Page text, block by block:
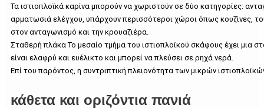
Τα ιστιοπλοϊκά καρίνα μπορούν να χωριστούν σε δύο κατηγορίες:
αρματωσιά ελέγχου, υπάρχουν περισσότεροι χώροι όπως κουζίνες,
στον ανταγωνισμό και την κρουαζιέρα.
Σταθερή πλάκα Το μεσαίο τμήμα του ιστιοπλοϊκού σκάφους έχει μια
είναι ελαφρύ και ευέλικτο και μπορεί να πλεύσει σε ρηχά νερά.
Επί του παρόντος, η συντριπτική πλειονότητα των μικρών
κάθετα και οριζόντια πανιά